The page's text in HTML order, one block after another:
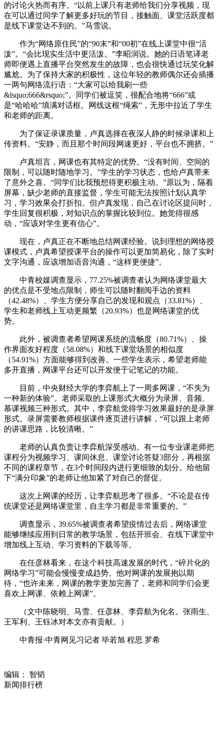
的讨论火热而有序。“以前上课只有老师给我们分享视频，现
在可以通过同学了解更多好玩的节目，接触面、课堂活跃度都
是线下课堂达不到的。”马雪说。
作为“网络原住民”的“90末”和“00初”在线上课堂中很“活
泼”。“会比现实生活中更活泼。”李昭润说。她的日语笔译老
师即便遇上直播平台突然发生的故障，也会很快通过玩笑化解
尴尬。为了保持大家的积极性，这位年轻的教师偶尔还会插播
一两句网络流行语：“大家可以给我刷一些
&lsquo;666&rsquo;”。同学们被逗笑，很配合地将“666”或
是“哈哈哈”填满对话框。网线这根“绳索”，无形中拉近了学生
和老师的距离。
为了保证录课质量，卢真选择在夜深人静的时候录课和上
传资料。“安静，而且那个时间段网速更好，平台也不拥挤。”
卢真坦言，网课也有其特定的优势。“没有时间、空间的
限制，可以随时随地学习。”学生的学习状态，也给卢真带来
了意外之喜。“同学们比我预想得更积极主动。”原以为，隔着
屏幕，缺少老师的直接监督，学生可能无法按照计划认真学
习，学习效果会打折扣。但卢真发现，自己在讨论区提问时，
学生回复很积极，对知识点的掌握比较到位。她觉得很感
动，“应该对学生更有信心”。
现在，卢真正在不断地总结网课经验。说到理想的网络授
课模式，卢真希望授课平台的操作可以更加简易化，除了实时
文字沟通，应该增加语音沟通，“这样更便捷”。
中青校媒调查显示，77.25%被调查者认为网络课堂最大
的优点是不受地点限制，师生可以随时翻阅手边的资料
（42.48%）、学生方便分享自己的发现和观点（33.81%）、
学生和老师线上互动更频繁（20.93%）也是网络课堂的优
势。
此外，被调查者希望网课系统的流畅度（80.71%）、操
作界面友好程度（58.08%）和线下课堂场景的相似度
（54.91%）方面能够得到改善。一些学生表示，希望老师能
多开直播，网课平台还可以开发便于记笔记的功能。
目前，中央财经大学的李弈航上了一周多网课，“不失为
一种新的体验”。老师采取的上课形式大概分为录屏、音频、
慕课视频三种形式。其中，李弈航觉得学习效果最好的是录屏
形式。录屏需要教师根据课件逐页进行讲解，“可以跟上老师
的讲课思路，比较清晰。”
老师的认真负责让李弈航深受感动。有一位专业课老师把
课程分为视频学习、课间休息、课堂讨论答疑3部分，再根据
不同的课程章节，在3个时间段内进行更细致的划分。给他留
下“满分印象”的老师让他加紧了对自己的督促。
这次上网课的经历，让李弈航思考了很多。“不论是在传
统课堂还是网络课堂里，自主学习都是非常重要的。”
调查显示，39.65%被调查者希望疫情过去后，网络课堂
能够继续应用到日常的教学场景，包括开班会、在线下课堂中
增加线上互动、学习资料的下载等等。
在任彦林看来，在这个科技高速发展的时代，“碎片化的
网络学习”可能会慢慢变成趋势。他对网课的发展抱以期
待，“也许未来，网课的教学更加完善了，老师和同学们会更
喜欢上网课、依赖上网课”。
（文中陈晓明、马雪、任彦林、李弈航为化名。张雨生、
王军利、王钰冰对本文亦有贡献。）
中青报·中青网见习记者 毕若旭 程思 罗希
编辑： 智韬
新闻排行榜